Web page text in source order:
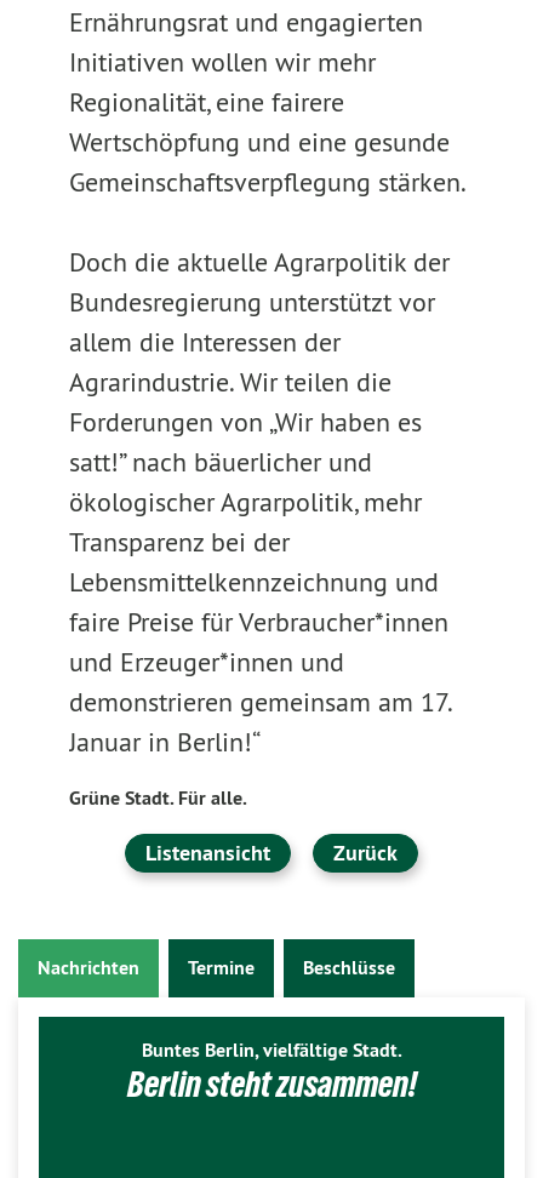
Ernährungsrat und engagierten
Initiativen wollen wir mehr
Regionalität, eine fairere
Wertschöpfung und eine gesunde
Gemeinschaftsverpflegung stärken.
Doch die aktuelle Agrarpolitik der
Bundesregierung unterstützt vor
allem die Interessen der
Agrarindustrie. Wir teilen die
Forderungen von „Wir haben es
satt!” nach bäuerlicher und
ökologischer Agrarpolitik, mehr
Transparenz bei der
Lebensmittelkennzeichnung und
faire Preise für Verbraucher*innen
und Erzeuger*innen und
demonstrieren gemeinsam am 17.
Januar in Berlin!“
Grüne Stadt. Für alle.
Listenansicht Zurück
Nachrichten Termine Beschlüsse
Buntes Berlin, vielfältige Stadt.
Berlin steht zusammen!